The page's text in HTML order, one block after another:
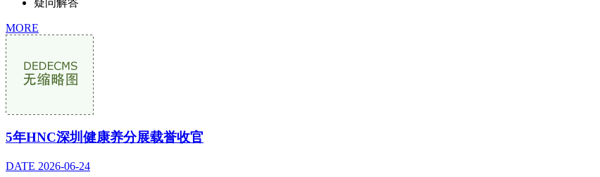
疑问解答
MORE
5年HNC深圳健康养分展载誉收官
DATE 2026-06-24